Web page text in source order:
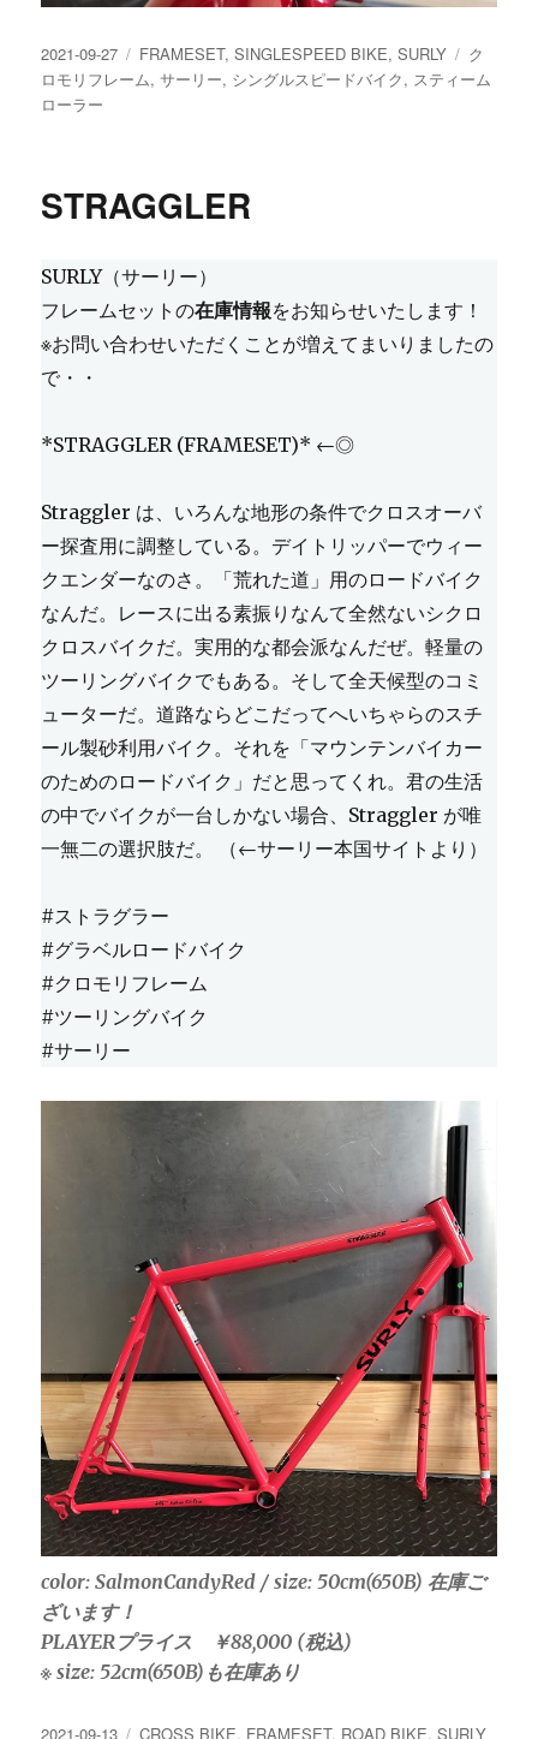
投
稿
日:
2021-09-27
カ
テ
FRAMESET,SINGLESPEED BIKE,SURLY
タ
グ
ク
ロモリフレーム,サーリー, シングルスピードバイク, スティーム
ローラー
STRAGGLER
SURLY（サーリー）
フレームセットの在庫情報をお知らせいたします！
※お問い合わせいただくことが増えてまいりましたの
で・・
*STRAGGLER (FRAMESET)* ←◎
Straggler は、いろんな地形の条件でクロスオーバ
ー探査用に調整している。デイトリッパーでウィー
クエンダーなのさ。「荒れた道」用のロードバイク
なんだ。レースに出る素振りなんて全然ないシクロ
クロスバイクだ。実用的な都会派なんだぜ。軽量の
ツーリングバイクでもある。そして全天候型のコミ
ューターだ。道路ならどこだってへいちゃらのスチ
ール製砂利用バイク。それを「マウンテンバイカー
のためのロードバイク」だと思ってくれ。君の生活
の中でバイクが一台しかない場合、Straggler が唯
一無二の選択肢だ。 （←サーリー本国サイトより）
#ストラグラー
#グラベルロードバイク
#クロモリフレーム
#ツーリングバイク
#サーリー
color: SalmonCandyRed / size: 50cm(650B) 在庫ご
ざいます！
PLAYERプライス ￥88,000 (税込)
※ size: 52cm(650B)も在庫あり
投
2021-09-13 カ
CROSS BIKE, FRAMESET, ROAD BIKE,SURLY